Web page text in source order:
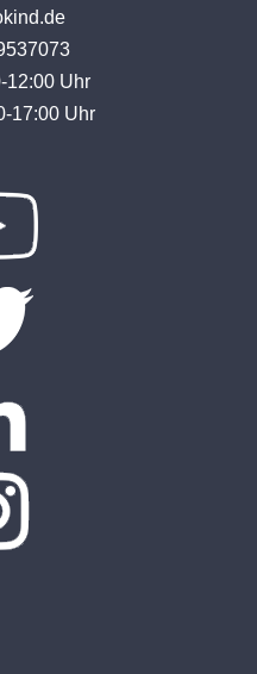
12:00 Uhr
17:00 Uhr